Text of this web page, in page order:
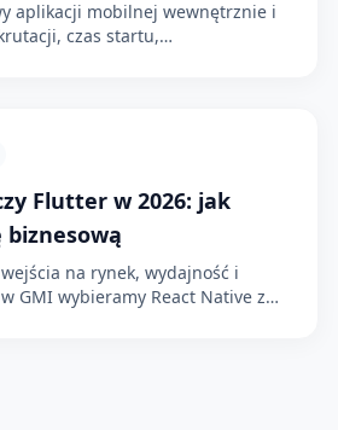
aplikacji mobilnej wewnętrznie i
czas startu,
Flutter w 2026: jak
biznesową
wejścia na rynek, wydajność i
GMI wybieramy React Native z